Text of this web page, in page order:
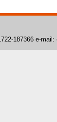
> 01722-187366